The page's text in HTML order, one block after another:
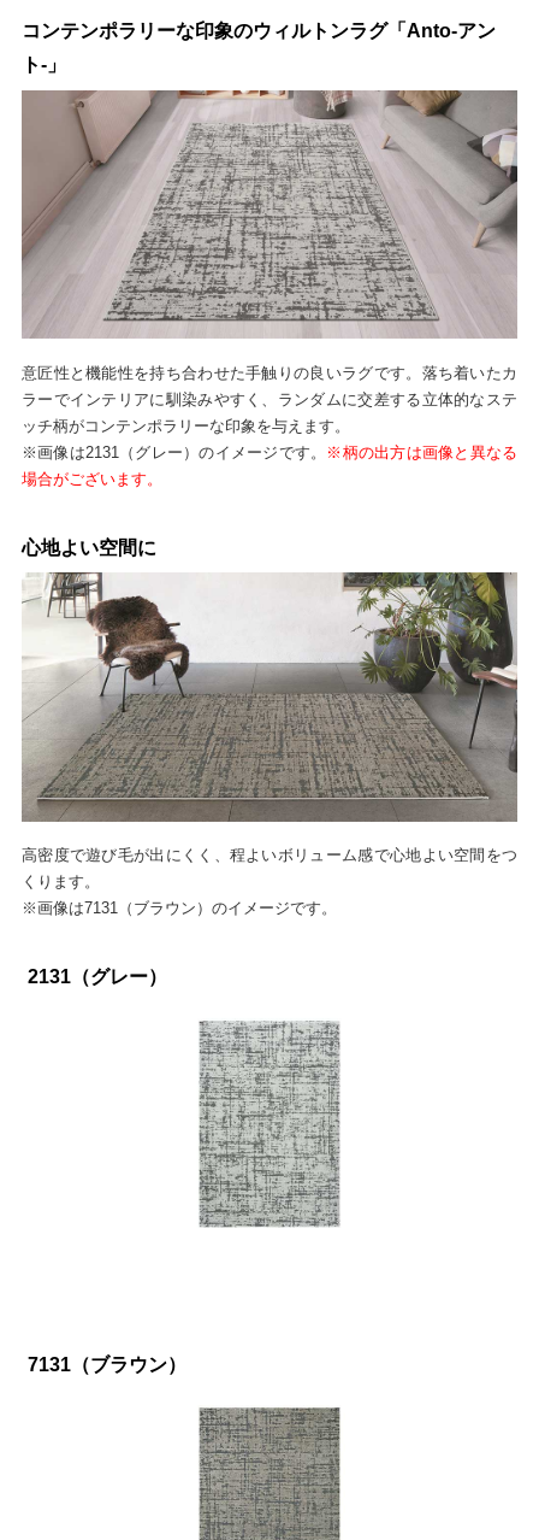
コンテンポラリーな印象のウィルトンラグ「Anto-アン
ト-」
意匠性と機能性を持ち合わせた手触りの良いラグです。落ち着いたカ
ラーでインテリアに馴染みやすく、ランダムに交差する立体的なステ
ッチ柄がコンテンポラリーな印象を与えます。
※画像は2131（グレー）のイメージです。
※柄の出方は画像と異なる
場合がございます。
心地よい空間に
高密度で遊び毛が出にくく、程よいボリューム感で心地よい空間をつ
くります。
※画像は7131（ブラウン）のイメージです。
2131（グレー）
7131（ブラウン）